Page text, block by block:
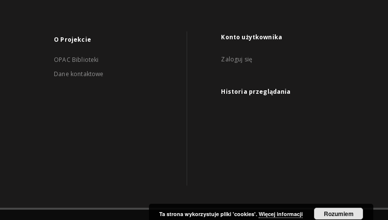
O Projekcie
OPAC Biblioteki
Dane kontaktowe
Konto użytkownika
Zaloguj się
Historia przeglądania
Ta strona wykorzystuje pliki 'cookies'. Więcej informacji Rozumiem